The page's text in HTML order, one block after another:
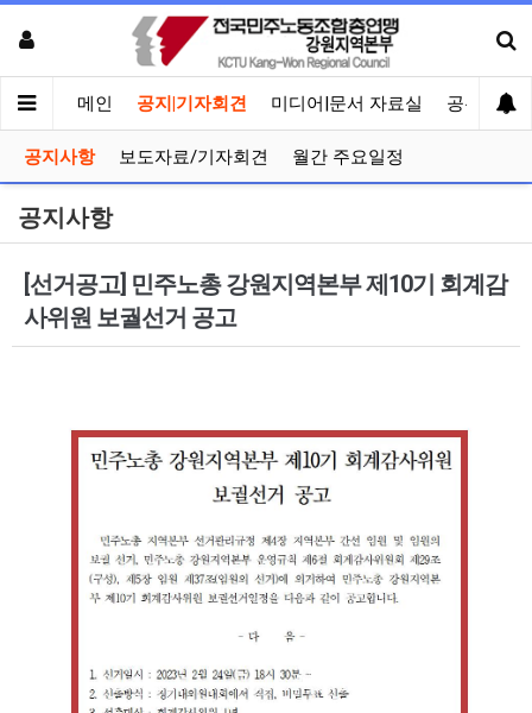
메인 공지|기자회견 미디어|문서 자료실 공유게시
공지사항 보도자료/기자회견 월간 주요일정
공지사항
[선거공고] 민주노총 강원지역본부 제10기 회계감
사위원 보궐선거 공고